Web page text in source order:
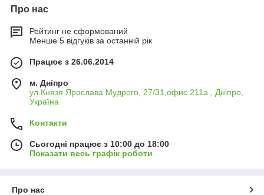
Про нас
Рейтинг не сформований
Менше 5 відгуків за останній рік
Працює з 26.06.2014
м. Дніпро
ул.Князя Ярослава Мудрого, 27/31,офис 211а., Дніпро,
Україна
Контакти
Сьогодні працює з 10:00 до 18:00
Показати весь графік роботи
Про нас